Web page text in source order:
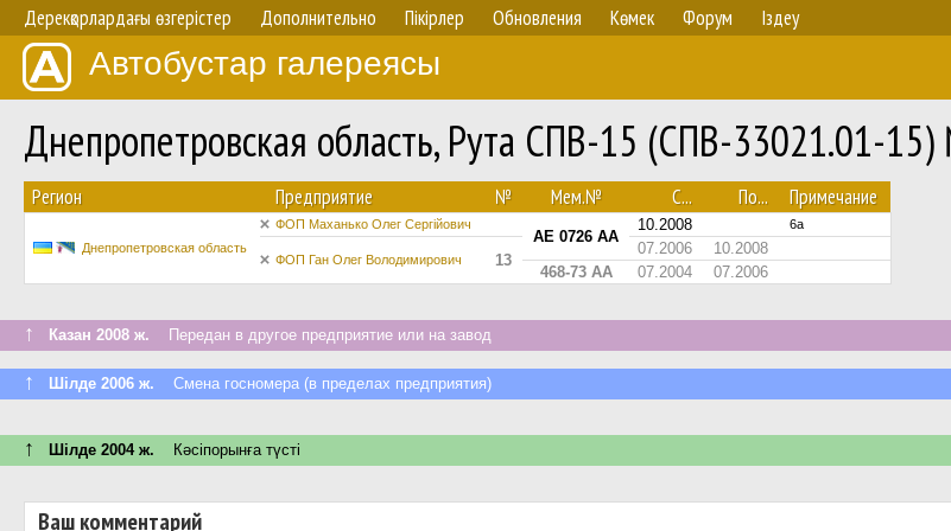
Дерекқорлардағы өзгерістер Дополнительно Пікірлер Обновления Көмек Форум Іздеу
Автобустар галереясы
Днепропетровская область, Рута СПВ-15 (СПВ-33021.01-
Регион Предприятие № Мем.№ С... По... Примечание
Днепропетровская область
ФОП Маханько Олег Сергійович
AE 0726 AA
10.2008 6а
ФОП Ган Олег Володимирович 13
07.2006
10.2008
468-73 АА
07.2004 07.2006
↑ Казан 2008 ж. Передан в другое предприятие или на завод
↑ Шілде 2006 ж. Смена госномера (в пределах предприятия)
↑ Шілде 2004 ж. Кәсіпорынға түсті
Ваш комментарий